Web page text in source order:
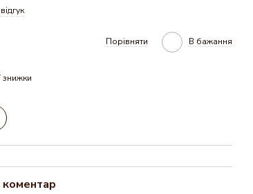
Порівняти В бажання
знижки
коментар